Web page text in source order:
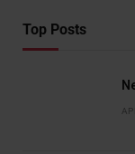
Top Posts